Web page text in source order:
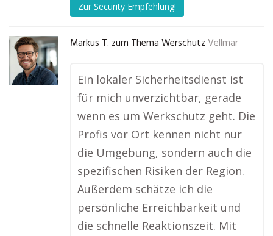
Zur Security Empfehlung!
Markus T. zum Thema Werschutz Vellmar
Ein lokaler Sicherheitsdienst ist
für mich unverzichtbar, gerade
wenn es um Werkschutz geht. Die
Profis vor Ort kennen nicht nur
die Umgebung, sondern auch die
spezifischen Risiken der Region.
Außerdem schätze ich die
persönliche Erreichbarkeit und
die schnelle Reaktionszeit. Mit